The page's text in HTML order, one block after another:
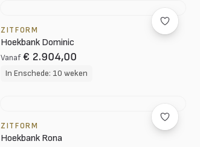
ZITFORM
Hoekbank Dominic
Vanaf € 2.904,00
In Enschede: 10 weken
ZITFORM
Hoekbank Rona